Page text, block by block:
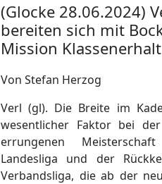
(Glocke 28.06.2024)
bereiten sich mit
Mission
Von Stefan Herzog
Verl (gl). Die Breite im
wesentlicher Faktor bei
errungenen
Landesliga und der
Verbandsliga, die ab der